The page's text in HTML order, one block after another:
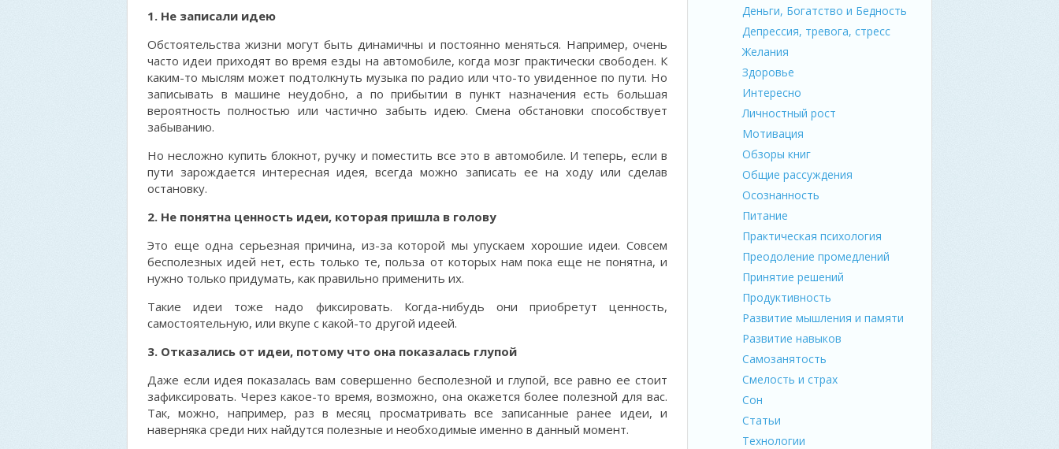
1. Не записали идею
Обстоятельства жизни могут быть динамичны и постоянно меняться. Например, очень
часто идеи приходят во время езды на автомобиле, когда мозг практически свободен. К
каким-то мыслям может подтолкнуть музыка по радио или что-то увиденное по пути. Но
записывать в машине неудобно, а по прибытии в пункт назначения есть большая
вероятность полностью или частично забыть идею. Смена обстановки способствует
забыванию.
Но несложно купить блокнот, ручку и поместить все это в автомобиле. И теперь, если в
пути зарождается интересная идея, всегда можно записать ее на ходу или сделав
остановку.
2. Не понятна ценность идеи, которая пришла в голову
Это еще одна серьезная причина, из-за которой мы упускаем хорошие идеи. Совсем
бесполезных идей нет, есть только те, польза от которых нам пока еще не понятна, и
нужно только придумать, как правильно применить их.
Такие идеи тоже надо фиксировать. Когда-нибудь они приобретут ценность,
самостоятельную, или вкупе с какой-то другой идеей.
3. Отказались от идеи, потому что она показалась глупой
Даже если идея показалась вам совершенно бесполезной и глупой, все равно ее стоит
зафиксировать. Через какое-то время, возможно, она окажется более полезной для вас.
Так, можно, например, раз в месяц просматривать все записанные ранее идеи, и
наверняка среди них найдутся полезные и необходимые именно в данный момент.
Деньги, Богатство и Бедность
Депрессия, тревога, стресс
Желания
Здоровье
Интересно
Личностный рост
Мотивация
Обзоры книг
Общие рассуждения
Осознанность
Питание
Практическая психология
Преодоление промедлений
Принятие решений
Продуктивность
Развитие мышления и памяти
Развитие навыков
Самозанятость
Смелость и страх
Сон
Статьи
Технологии